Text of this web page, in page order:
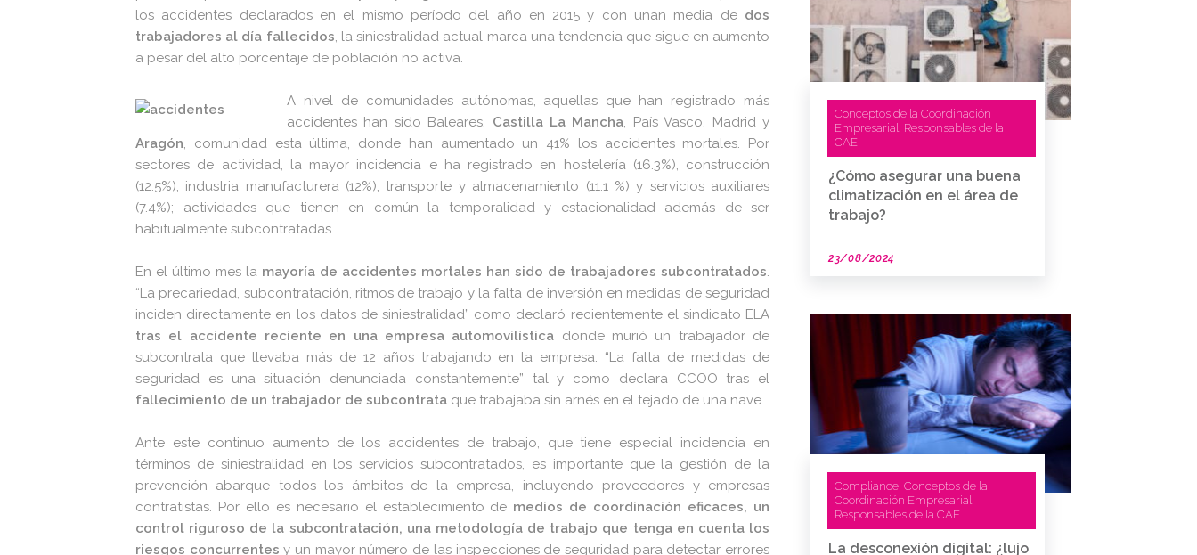
los accidentes declarados en el mismo período del año en 2015 y con unan media de dos
trabajadores al día fallecidos, la siniestralidad actual marca una tendencia que sigue en aumento
a pesar del alto porcentaje de población no activa.
A nivel de comunidades autónomas, aquellas que han registrado más
accidentes han sido Baleares, Castilla La Mancha, País Vasco, Madrid y
Aragón, comunidad esta última, donde han aumentado un 41% los accidentes mortales. Por
sectores de actividad, la mayor incidencia e ha registrado en hostelería (16.3%), construcción
(12.5%), industria manufacturera (12%), transporte y almacenamiento (11.1 %) y servicios auxiliares
(7.4%); actividades que tienen en común la temporalidad y estacionalidad además de ser
habitualmente subcontratadas.
En el último mes la mayoría de accidentes mortales han sido de trabajadores subcontratados.
“La precariedad, subcontratación, ritmos de trabajo y la falta de inversión en medidas de seguridad
inciden directamente en los datos de siniestralidad” como declaró recientemente el sindicato ELA
tras el accidente reciente en una empresa automovilística donde murió un trabajador de
subcontrata que llevaba más de 12 años trabajando en la empresa. “La falta de medidas de
seguridad es una situación denunciada constantemente” tal y como declara CCOO tras el
fallecimiento de un trabajador de subcontrata que trabajaba sin arnés en el tejado de una nave.
Ante este continuo aumento de los accidentes de trabajo, que tiene especial incidencia en
términos de siniestralidad en los servicios subcontratados, es importante que la gestión de la
prevención abarque todos los ámbitos de la empresa, incluyendo proveedores y empresas
contratistas. Por ello es necesario el establecimiento de medios de coordinación eficaces, un
control riguroso de la subcontratación, una metodología de trabajo que tenga en cuenta los
riesgos concurrentes y un mayor número de las inspecciones de seguridad para detectar errores
Conceptos de la Coordinación
Empresarial
Responsables de la
CAE
¿Cómo asegurar una buena
climatización en el área de
trabajo?
23/08/2024
Compliance Conceptos de la
Coordinación Empresarial
Responsables de la CAE
La desconexión digital: ¿lujo